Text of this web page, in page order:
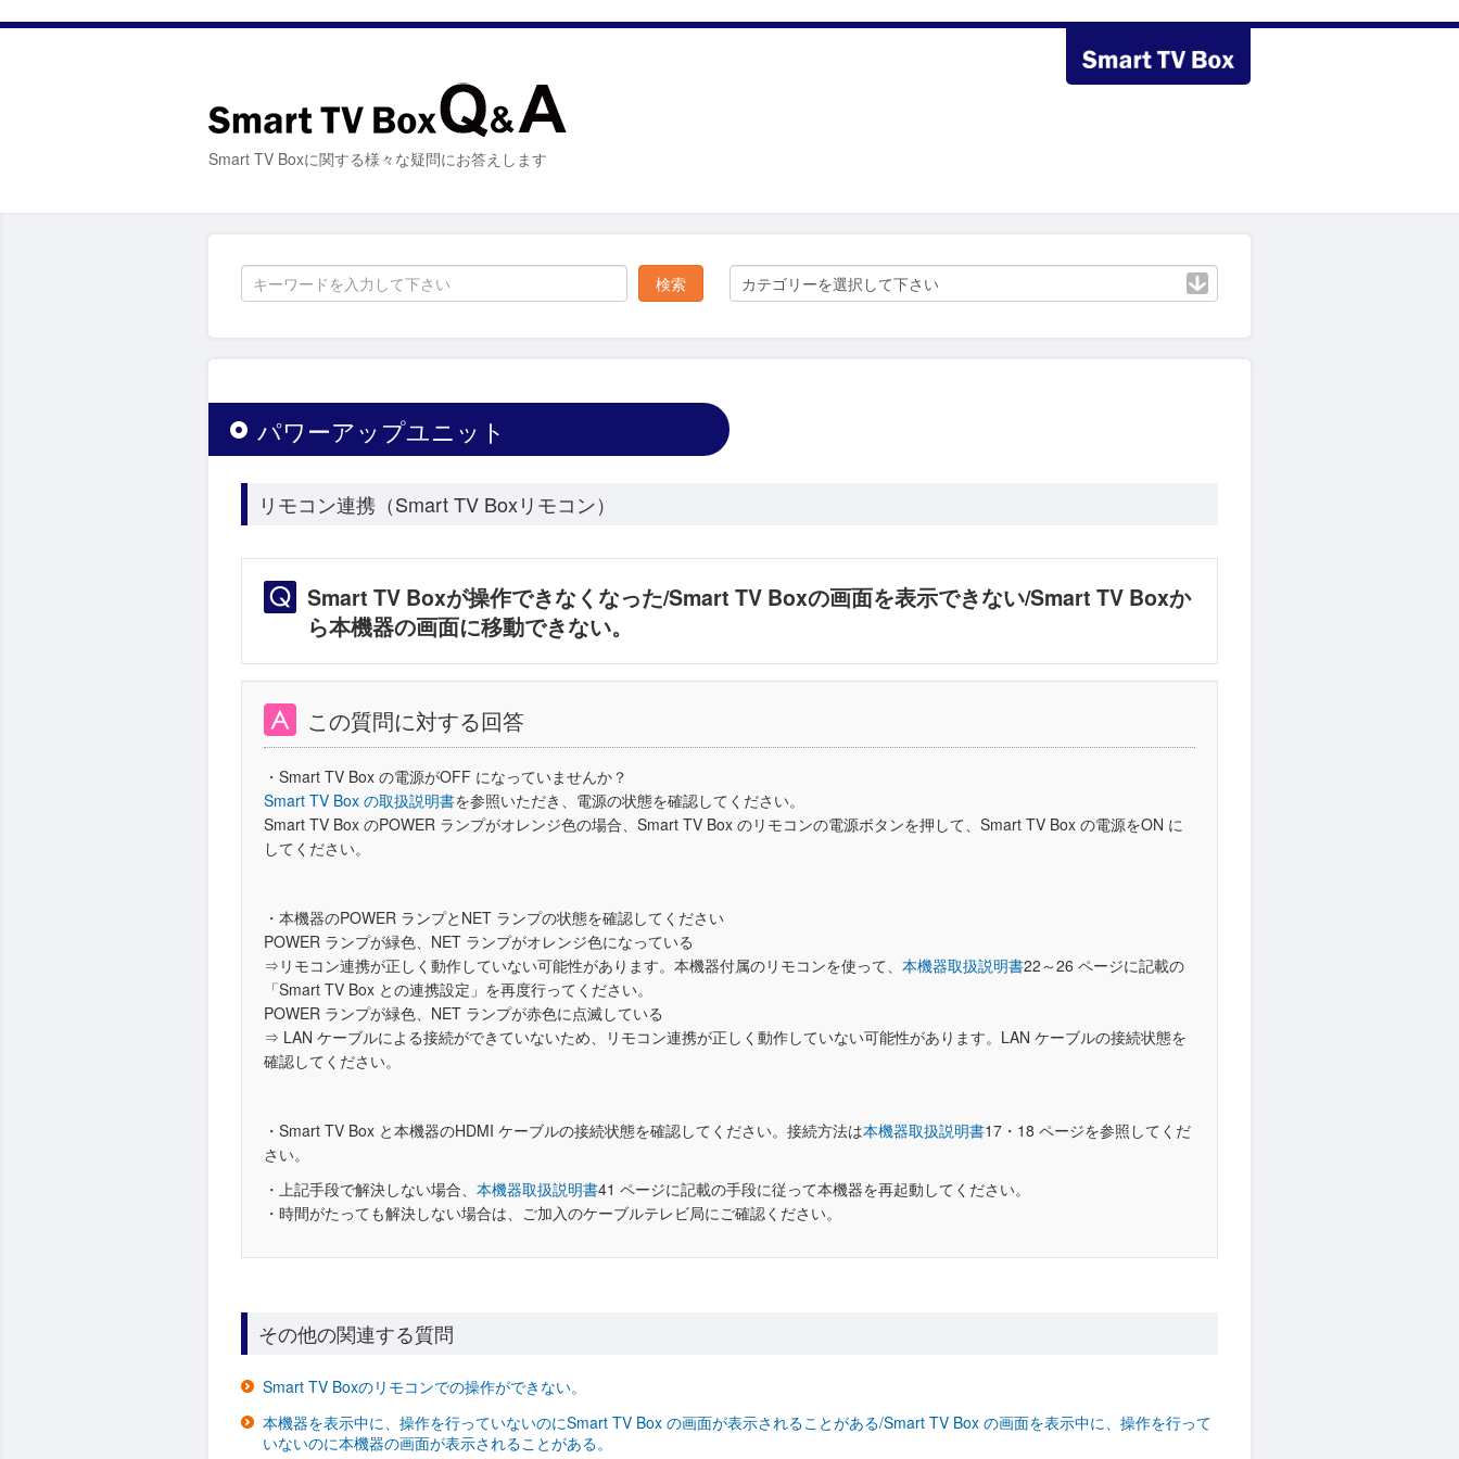
Smart TV Boxに関する様々な疑問にお答えします
カテゴリーを選択して下さい
パワーアップユニット
リモコン連携（Smart TV Boxリモコン）
Smart TV Boxが操作できなくなった/Smart TV Boxの画面を表示できない/Smart TV Boxか
ら本機器の画面に移動できない。
この質問に対する回答
・Smart TV Box の電源がOFF になっていませんか？
Smart TV Box の取扱説明書を参照いただき、電源の状態を確認してください。
Smart TV Box のPOWER ランプがオレンジ色の場合、Smart TV Box のリモコンの電源ボタンを押して、Smart TV Box の電源をON に
してください。
・本機器のPOWER ランプとNET ランプの状態を確認してください
POWER ランプが緑色、NET ランプがオレンジ色になっている
⇒リモコン連携が正しく動作していない可能性があります。本機器付属のリモコンを使って、 本機器取扱説明書22～26 ページに記載の
「Smart TV Box との連携設定」を再度行ってください。
POWER ランプが緑色、NET ランプが赤色に点滅している
⇒ LAN ケーブルによる接続ができていないため、リモコン連携が正しく動作していない可能性があります。LAN ケーブルの接続状態を
確認してください。
・Smart TV Box と本機器のHDMI ケーブルの接続状態を確認してください。接続方法は本機器取扱説明書17・18 ページを参照してくだ
さい。
・上記手段で解決しない場合、 本機器取扱説明書41 ページに記載の手段に従って本機器を再起動してください。
・時間がたっても解決しない場合は、ご加入のケーブルテレビ局にご確認ください。
その他の関連する質問
Smart TV Boxのリモコンでの操作ができない。
本機器を表示中に、操作を行っていないのにSmart TV Box の画面が表示されることがある/Smart TV Box の画面を表示中に、操作を行って
いないのに本機器の画面が表示されることがある。